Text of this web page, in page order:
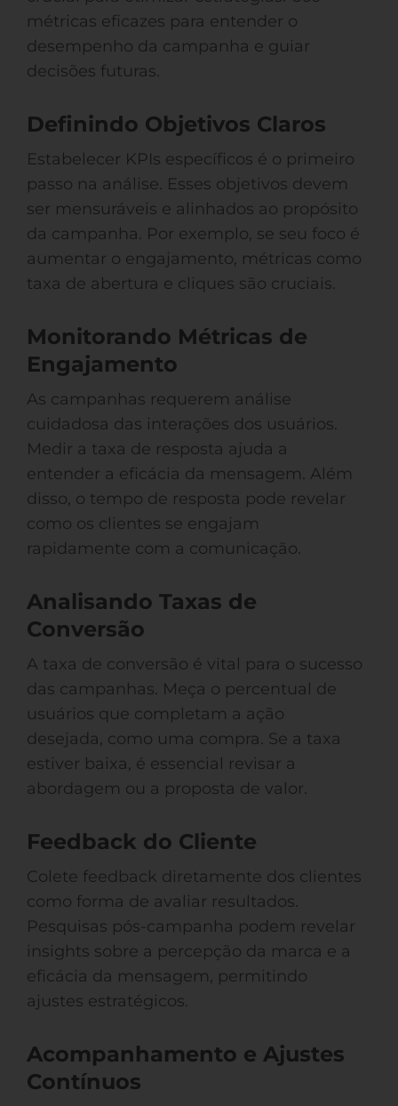
métricas eficazes para entender o
desempenho da campanha e guiar
decisões futuras.
Definindo Objetivos Claros
Estabelecer KPIs específicos é o primeiro
passo na análise. Esses objetivos devem
ser mensuráveis e alinhados ao propósito
da campanha. Por exemplo, se seu foco é
aumentar o engajamento, métricas como
taxa de abertura e cliques são cruciais.
Monitorando Métricas de
Engajamento
As campanhas requerem análise
cuidadosa das interações dos usuários.
Medir a taxa de resposta ajuda a
entender a eficácia da mensagem. Além
disso, o tempo de resposta pode revelar
como os clientes se engajam
rapidamente com a comunicação.
Analisando Taxas de
Conversão
A taxa de conversão é vital para o sucesso
das campanhas. Meça o percentual de
usuários que completam a ação
desejada, como uma compra. Se a taxa
estiver baixa, é essencial revisar a
abordagem ou a proposta de valor.
Feedback do Cliente
Colete feedback diretamente dos clientes
como forma de avaliar resultados.
Pesquisas pós-campanha podem revelar
insights sobre a percepção da marca e a
eficácia da mensagem, permitindo
ajustes estratégicos.
Acompanhamento e Ajustes
Contínuos